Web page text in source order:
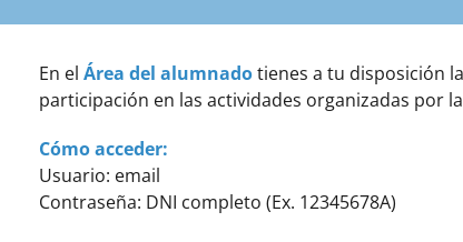
En el Área del alumnadotienes a tu disposición
participación en las actividades organizadas por la
Cómo acceder:
Usuario: email
Contraseña: DNI completo (Ex. 12345678A)